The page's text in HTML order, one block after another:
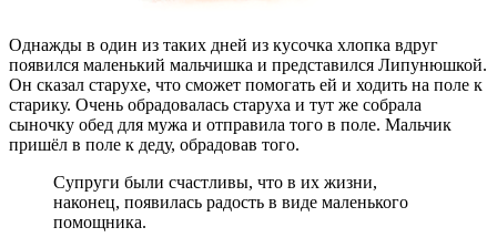
Однажды в один из таких дней из кусочка хлопка вдруг
появился маленький мальчишка и представился Липунюшкой.
Он сказал старухе, что сможет помогать ей и ходить на поле к
старику. Очень обрадовалась старуха и тут же собрала
сыночку обед для мужа и отправила того в поле. Мальчик
пришёл в поле к деду, обрадовав того.
Супруги были счастливы, что в их жизни,
наконец, появилась радость в виде маленького
помощника.